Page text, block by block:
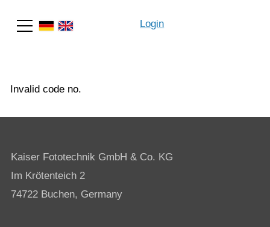
Login
Invalid code no.
Kaiser Fototechnik GmbH & Co. KG
Im Krötenteich 2
74722 Buchen, Germany